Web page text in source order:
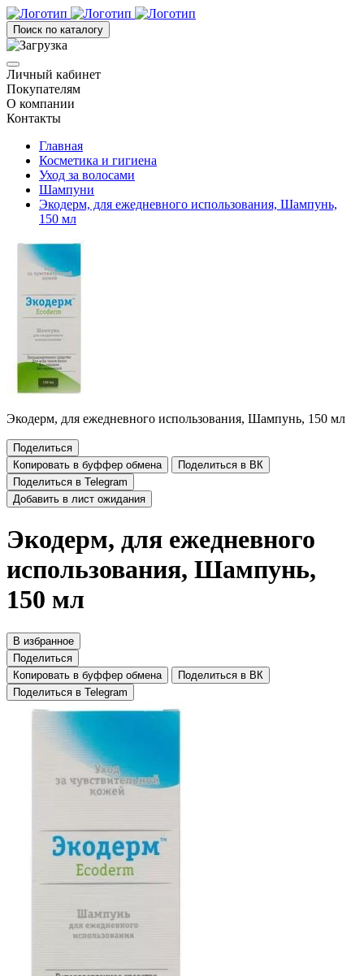
Поиск по каталогу
Личный кабинет
Покупателям
О компании
Контакты
Главная
Косметика и гигиена
Уход за волосами
Шампуни
Экодерм, для ежедневного использования, Шампунь,
150 мл
Экодерм, для ежедневного использования, Шампунь, 150 мл
Поделиться
Копировать в буффер обмена
Поделиться в ВК
Поделиться в Telegram
Добавить в лист ожидания
Экодерм, для ежедневного
использования, Шампунь,
150 мл
В избранное
Поделиться
Копировать в буффер обмена
Поделиться в ВК
Поделиться в Telegram